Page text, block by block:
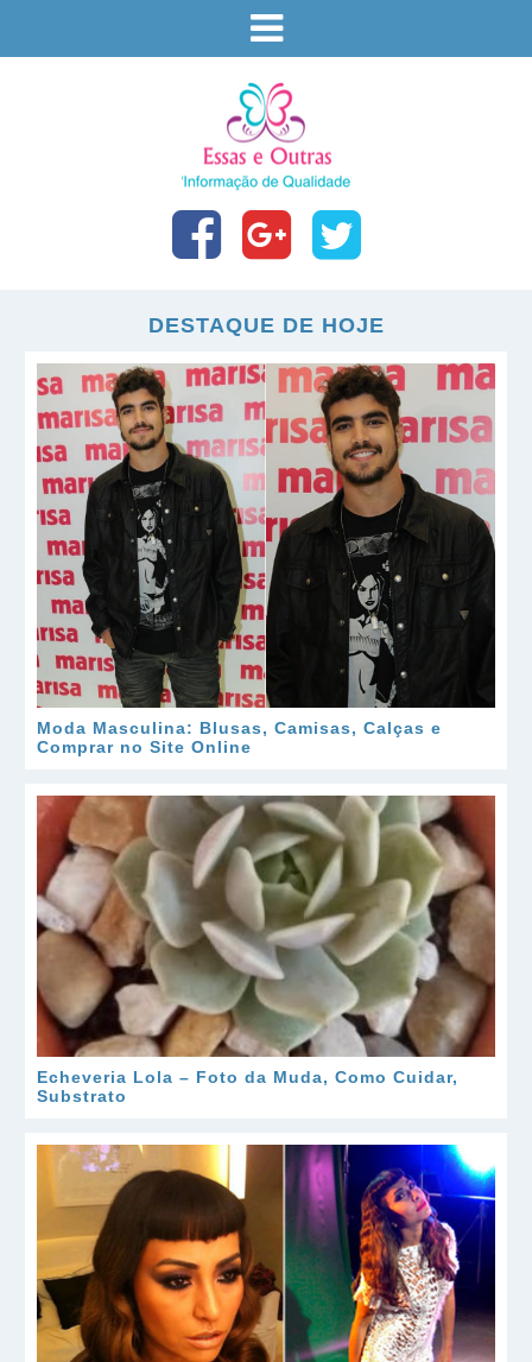
DESTAQUE DE HOJE
Moda Masculina: Blusas, Camisas, Calças e
Comprar no Site Online
Echeveria Lola – Foto da Muda, Como Cuidar,
Substrato